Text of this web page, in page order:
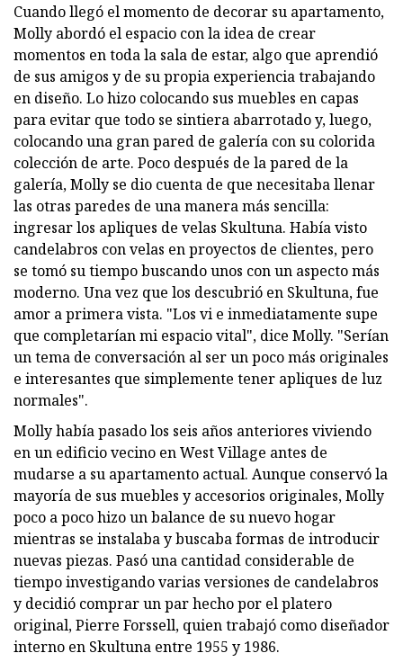
Cuando llegó el momento de decorar su apartamento,
Molly abordó el espacio con la idea de crear
momentos en toda la sala de estar, algo que aprendió
de sus amigos y de su propia experiencia trabajando
en diseño. Lo hizo colocando sus muebles en capas
para evitar que todo se sintiera abarrotado y, luego,
colocando una gran pared de galería con su colorida
colección de arte. Poco después de la pared de la
galería, Molly se dio cuenta de que necesitaba llenar
las otras paredes de una manera más sencilla:
ingresar los apliques de velas Skultuna. Había visto
candelabros con velas en proyectos de clientes, pero
se tomó su tiempo buscando unos con un aspecto más
moderno. Una vez que los descubrió en Skultuna, fue
amor a primera vista. "Los vi e inmediatamente supe
que completarían mi espacio vital", dice Molly. "Serían
un tema de conversación al ser un poco más originales
e interesantes que simplemente tener apliques de luz
normales".
Molly había pasado los seis años anteriores viviendo
en un edificio vecino en West Village antes de
mudarse a su apartamento actual. Aunque conservó la
mayoría de sus muebles y accesorios originales, Molly
poco a poco hizo un balance de su nuevo hogar
mientras se instalaba y buscaba formas de introducir
nuevas piezas. Pasó una cantidad considerable de
tiempo investigando varias versiones de candelabros
y decidió comprar un par hecho por el platero
original, Pierre Forssell, quien trabajó como diseñador
interno en Skultuna entre 1955 y 1986.